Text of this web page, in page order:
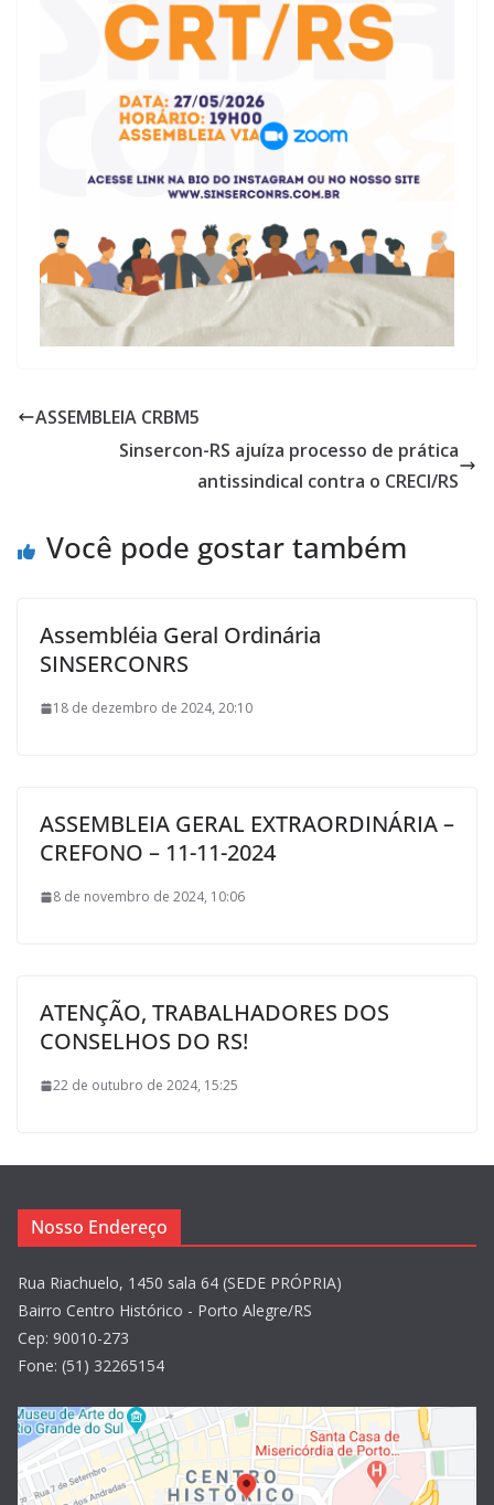
ASSEMBLEIA CRBM5
Sinsercon-RS ajuíza processo de prática
antissindical contra o CRECI/RS
Você pode gostar também
Assembléia Geral Ordinária
SINSERCONRS
18 de dezembro de 2024, 20:10
ASSEMBLEIA GERAL EXTRAORDINÁRIA –
CREFONO – 11-11-2024
8 de novembro de 2024, 10:06
ATENÇÃO, TRABALHADORES DOS
CONSELHOS DO RS!
22 de outubro de 2024, 15:25
Nosso Endereço
Rua Riachuelo, 1450 sala 64 (SEDE PRÓPRIA)
Bairro Centro Histórico - Porto Alegre/RS
Cep: 90010-273
Fone: (51) 32265154